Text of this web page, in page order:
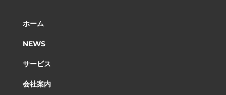
ホーム
NEWS
サービス
会社案内